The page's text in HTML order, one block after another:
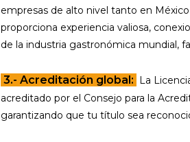
empresas de alto nivel tanto en
proporciona experiencia valiosa,
de la industria gastronómica mundial,
3.- Acreditación global: La
acreditado por el Consejo para la
garantizando que tu título sea